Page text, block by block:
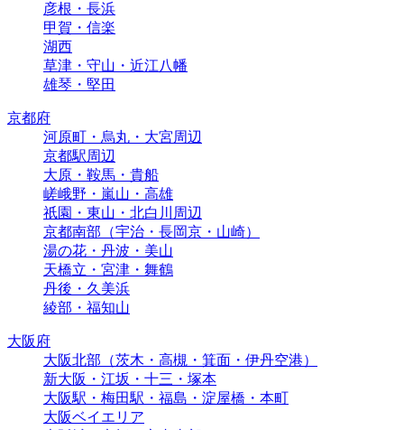
彦根・長浜
甲賀・信楽
湖西
草津・守山・近江八幡
雄琴・堅田
京都府
河原町・烏丸・大宮周辺
京都駅周辺
大原・鞍馬・貴船
嵯峨野・嵐山・高雄
祇園・東山・北白川周辺
京都南部（宇治・長岡京・山崎）
湯の花・丹波・美山
天橋立・宮津・舞鶴
丹後・久美浜
綾部・福知山
大阪府
大阪北部（茨木・高槻・箕面・伊丹空港）
新大阪・江坂・十三・塚本
大阪駅・梅田駅・福島・淀屋橋・本町
大阪ベイエリア